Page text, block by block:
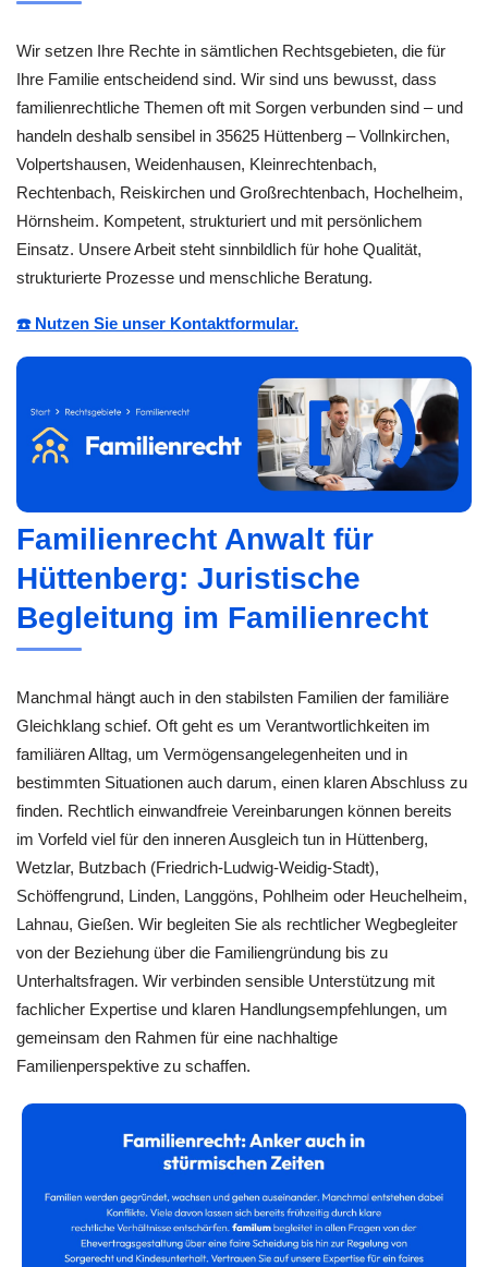
Wir setzen Ihre Rechte in sämtlichen Rechtsgebieten, die für
Ihre Familie entscheidend sind. Wir sind uns bewusst, dass
familienrechtliche Themen oft mit Sorgen verbunden sind – und
handeln deshalb sensibel in 35625 Hüttenberg – Vollnkirchen,
Volpertshausen, Weidenhausen, Kleinrechtenbach,
Rechtenbach, Reiskirchen und Großrechtenbach, Hochelheim,
Hörnsheim. Kompetent, strukturiert und mit persönlichem
Einsatz. Unsere Arbeit steht sinnbildlich für hohe Qualität,
strukturierte Prozesse und menschliche Beratung.
☎️ Nutzen Sie unser Kontaktformular.
Familienrecht Anwalt für
Hüttenberg: Juristische
Begleitung im Familienrecht
Manchmal hängt auch in den stabilsten Familien der familiäre
Gleichklang schief. Oft geht es um Verantwortlichkeiten im
familiären Alltag, um Vermögensangelegenheiten und in
bestimmten Situationen auch darum, einen klaren Abschluss zu
finden. Rechtlich einwandfreie Vereinbarungen können bereits
im Vorfeld viel für den inneren Ausgleich tun in Hüttenberg,
Wetzlar, Butzbach (Friedrich-Ludwig-Weidig-Stadt),
Schöffengrund, Linden, Langgöns, Pohlheim oder Heuchelheim,
Lahnau, Gießen. Wir begleiten Sie als rechtlicher Wegbegleiter
von der Beziehung über die Familiengründung bis zu
Unterhaltsfragen. Wir verbinden sensible Unterstützung mit
fachlicher Expertise und klaren Handlungsempfehlungen, um
gemeinsam den Rahmen für eine nachhaltige
Familienperspektive zu schaffen.